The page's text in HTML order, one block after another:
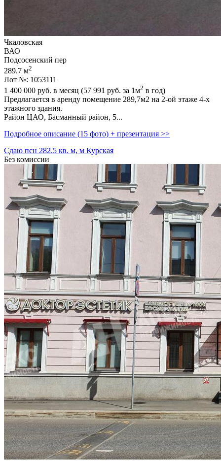
Чкаловская
ВАО
Подсосенский пер
289.7 м2
Лот №: 1053111
1 400 000 руб. в месяц (57 991 руб. за 1м2 в год)
Предлагается в аренду помещение 289,­7м2 на 2-ой этаже 4-х
этажного здания.
Район ЦАО,­ Басманный район,­ 5...
Подробное описание (15 фото) + презентация >>
Сдаю псн 282.5 кв. м, м Курская
Без комиссии